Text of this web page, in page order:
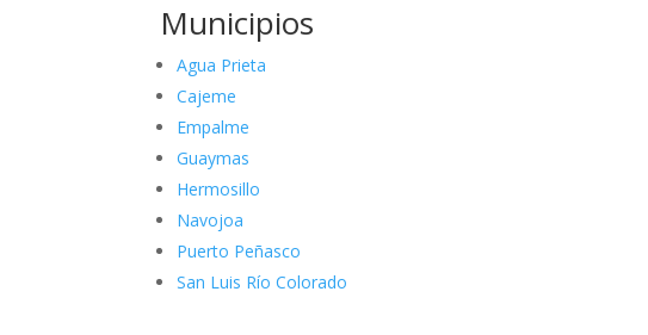
Municipios
Agua Prieta
Cajeme
Empalme
Guaymas
Hermosillo
Navojoa
Puerto Peñasco
San Luis Río Colorado